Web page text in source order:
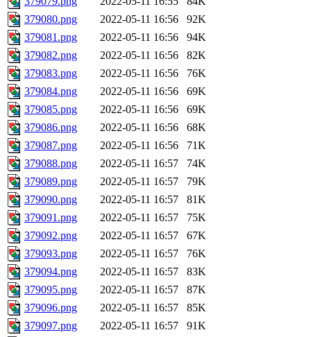
379080.png
2022-05-11 16:56
92K
379081.png
2022-05-11 16:56
94K
379082.png
2022-05-11 16:56
82K
379083.png
2022-05-11 16:56
76K
379084.png
2022-05-11 16:56
69K
379085.png
2022-05-11 16:56
69K
379086.png
2022-05-11 16:56
68K
379087.png
2022-05-11 16:56
71K
379088.png
2022-05-11 16:57
74K
379089.png
2022-05-11 16:57
79K
379090.png
2022-05-11 16:57
81K
379091.png
2022-05-11 16:57
75K
379092.png
2022-05-11 16:57
67K
379093.png
2022-05-11 16:57
76K
379094.png
2022-05-11 16:57
83K
379095.png
2022-05-11 16:57
87K
379096.png
2022-05-11 16:57
85K
379097.png
2022-05-11 16:57
91K